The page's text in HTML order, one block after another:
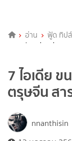
อ่าน ฟู้ด ทิปส์
สารทจีน อร่อยง่ายๆ
7 ไอเดีย ข
ตรุษจีน ส
nnanthisin